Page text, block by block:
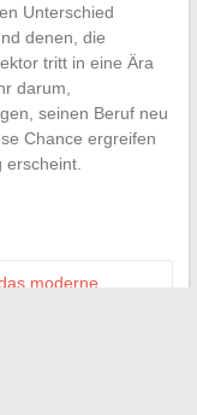
Unterschied
denen, die
tritt in eine Ära
darum,
seinen Beruf neu
Chance ergreifen
moderne